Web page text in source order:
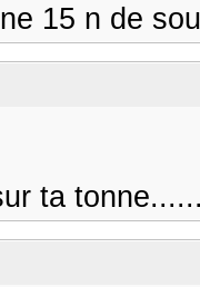
15 n de
ta